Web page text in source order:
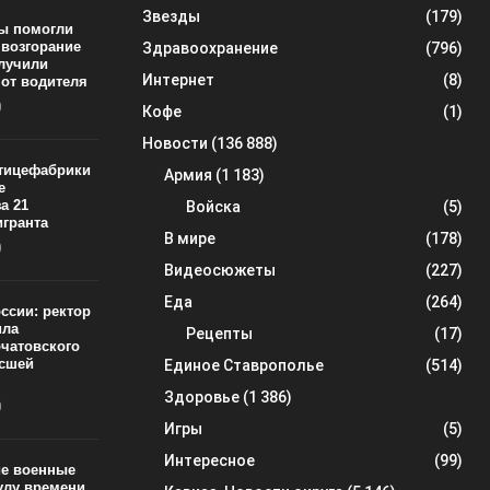
помогли
водителя
21
ректор
военные
Звезды
(179)
Здравоохранение
(796)
Интернет
(8)
Кофе
(1)
Новости (136 888)
Армия (1 183)
Войска
(5)
В мире
(178)
Видеосюжеты
(227)
Еда
(264)
Рецепты
(17)
Единое Ставрополье
(514)
Здоровье(1 386)
Игры
(5)
Интересное
(99)